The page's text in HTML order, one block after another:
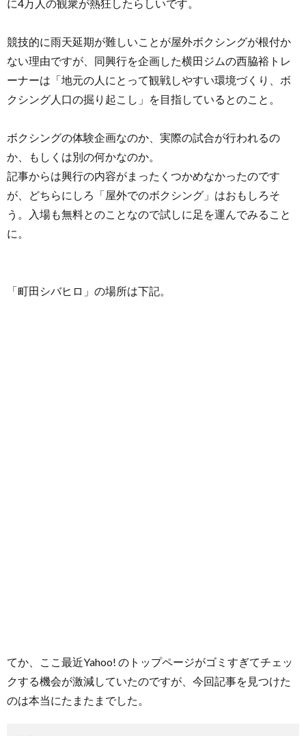
に4万人の観衆が熱狂したらしいです。
競技的に雨天延期が難しいことが屋外ボクシングが根付か
ない理由ですが、同興行を企画した横田ジムの西脇裕トレ
ーナーは「地元の人にとって観戦しやすい環境づくり、ボ
クシング人口の掘り起こし」を目指しているとのこと。
ボクシングの体験企画なのか、実際の試合が行われるの
か、もしくは別の何かなのか。
記事からは興行の内容がまったくつかめなかったのです
が、どちらにしろ「屋外でのボクシング」はおもしろそ
う。入場も無料とのことなので試しに足を運んでみること
に。
「町田シバヒロ」の場所は下記。
てか、ここ最近Yahoo! のトップページがゴミすぎてチェッ
クする機会が激減していたのですが、今回記事を見つけた
のは本当にたまたまでした。